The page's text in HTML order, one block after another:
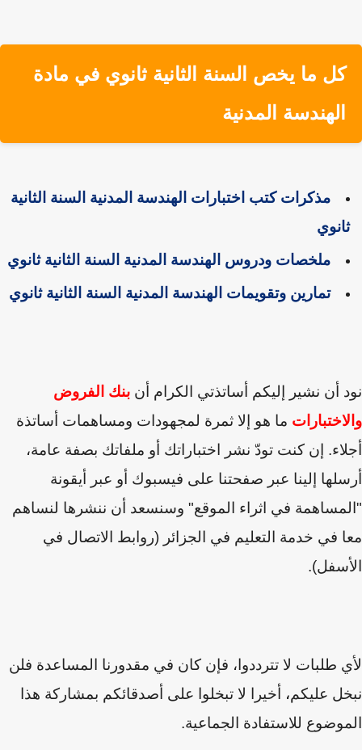
كل ما يخص السنة الثانية ثانوي في مادة
الهندسة المدنية
مذكرات كتب اختبارات الهندسة المدنية السنة الثانية
ثانوي
ملخصات ودروس الهندسة المدنية السنة الثانية ثانوي
تمارين وتقويمات الهندسة المدنية السنة الثانية ثانوي
نود أن نشير إليكم أساتذتي الكرام أن بنك الفروض
والاختبارات ما هو إلا ثمرة لمجهودات ومساهمات أساتذة
أجلاء. إن كنت تودّ نشر اختباراتك أو ملفاتك بصفة عامة،
أرسلها إلينا عبر صفحتنا على فيسبوك أو عبر أيقونة
"المساهمة في اثراء الموقع" وسنسعد أن ننشرها لنساهم
معا في خدمة التعليم في الجزائر (روابط الاتصال في
الأسفل).
لأي طلبات لا تترددوا، فإن كان في مقدورنا المساعدة فلن
نبخل عليكم، أخيرا لا تبخلوا على أصدقائكم بمشاركة هذا
الموضوع للاستفادة الجماعية.